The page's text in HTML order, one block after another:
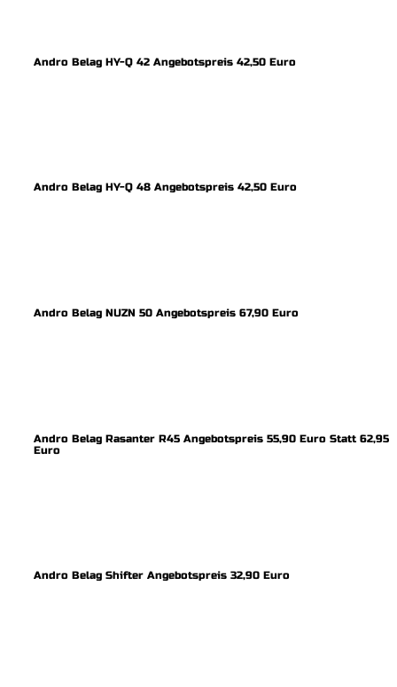
Andro Belag HY-Q 42 Angebotspreis 42,50 Euro
Andro Belag HY-Q 48 Angebotspreis 42,50 Euro
Andro Belag NUZN 50 Angebotspreis 67,90 Euro
Andro Belag Rasanter R45 Angebotspreis 55,90 Euro Statt 62,95
Euro
Andro Belag Shifter Angebotspreis 32,90 Euro